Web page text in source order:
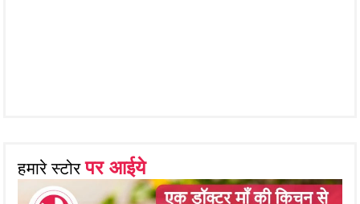
हमारे स्टोरपर आईये